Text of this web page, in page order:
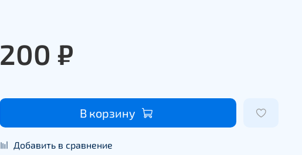
200 ₽
В корзину
Добавить в сравнение